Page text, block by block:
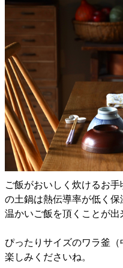
ご飯がおいしく炊けるお
の土鍋は熱伝導率が低く
温かいご飯を頂くことが出
ぴったりサイズのワラ釜
楽しみくださいね。